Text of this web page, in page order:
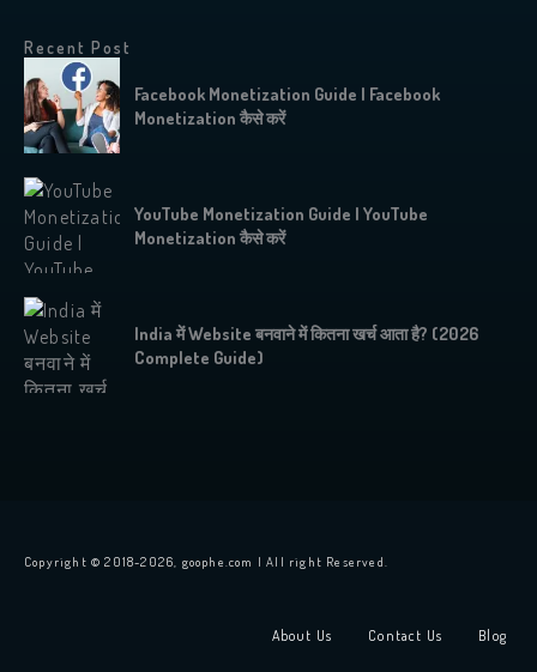
Recent Post
Facebook Monetization Guide | Facebook
Monetization कैसे करें
YouTube Monetization Guide | YouTube
Monetization कैसे करें
India में Website बनवाने में कितना खर्च आता है? (2026
Complete Guide)
Copyright © 2018-2026, goophe.com | All right Reserved.
About Us Contact Us Blog